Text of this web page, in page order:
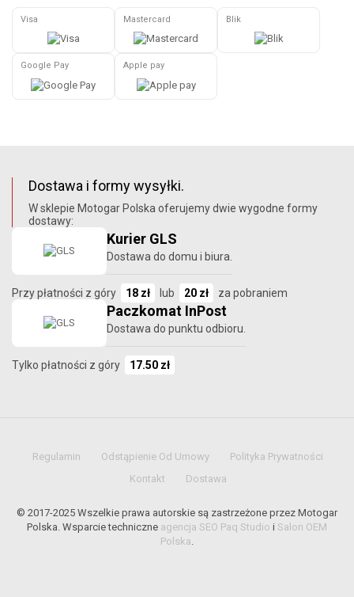
Visa Mastercard Blik
Google Pay Apple pay
Dostawa i formy wysyłki.
W sklepie Motogar Polska oferujemy dwie wygodne formy
dostawy:
Kurier GLS
Dostawa do domu i biura.
Przy płatności z góry 18 zł lub 20 zł za pobraniem
Paczkomat InPost
Dostawa do punktu odbioru.
Tylko płatności z góry 17.50 zł
Regulamin Odstąpienie Od Umowy
Polityka Prywatności
Kontakt
Dostawa
© 2017-2025 Wszelkie prawa autorskie są zastrzeżone przez Motogar
Polska. Wsparcie techniczne agencja SEO Paq Studio i Salon OEM
Polska